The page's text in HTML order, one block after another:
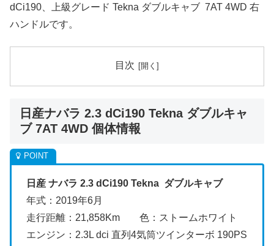
dCi190、上級グレード Tekna ダブルキャブ 7AT 4WD 右
ハンドルです。
目次
日産ナバラ 2.3 dCi190 Tekna ダブルキャ
ブ 7AT 4WD 個体情報
日産 ナバラ 2.3 dCi190 Tekna ダブルキャブ
年式：2019年6月
走行距離：21,858Km 色：ストームホワイト
エンジン：2.3L dci 直列4気筒ツインターボ 190PS